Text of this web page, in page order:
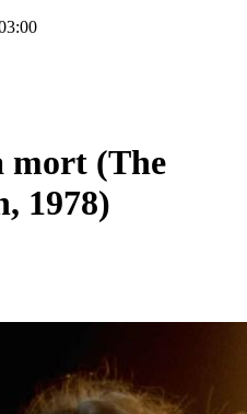
mort (The
1978)